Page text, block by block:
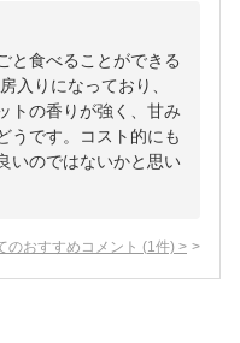
と食べることができる
入りになっており、
トの香りが強く、甘み
うです。コスト的にも
いのではないかと思い
のおすすめコメント (1 件) >